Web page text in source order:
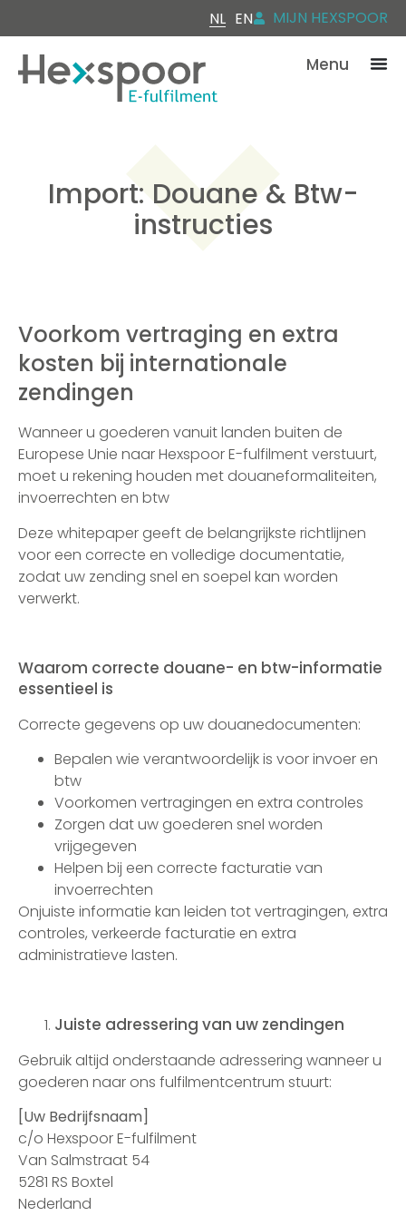
NL EN MIJN HEXSPOOR
Menu
Import: Douane & Btw-
instructies
Voorkom vertraging en extra
kosten bij internationale
zendingen
Wanneer u goederen vanuit landen buiten de
Europese Unie naar Hexspoor E-fulfilment verstuurt,
moet u rekening houden met douaneformaliteiten,
invoerrechten en btw
Deze whitepaper geeft de belangrijkste richtlijnen
voor een correcte en volledige documentatie,
zodat uw zending snel en soepel kan worden
verwerkt.
Waarom correcte douane- en btw-informatie
essentieel is
Correcte gegevens op uw douanedocumenten:
Bepalen wie verantwoordelijk is voor invoer en
btw
Voorkomen vertragingen en extra controles
Zorgen dat uw goederen snel worden
vrijgegeven
Helpen bij een correcte facturatie van
invoerrechten
Onjuiste informatie kan leiden tot vertragingen, extra
controles, verkeerde facturatie en extra
administratieve lasten.
Juiste adressering van uw zendingen
Gebruik altijd onderstaande adressering wanneer u
goederen naar ons fulfilmentcentrum stuurt:
[Uw Bedrijfsnaam]
c/o Hexspoor E-fulfilment
Van Salmstraat 54
5281 RS Boxtel
Nederland